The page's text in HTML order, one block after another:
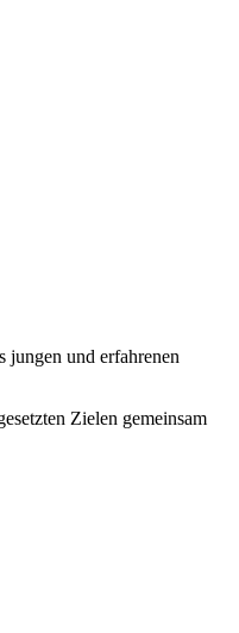
jungen und erfahrenen
Zielen gemeinsam